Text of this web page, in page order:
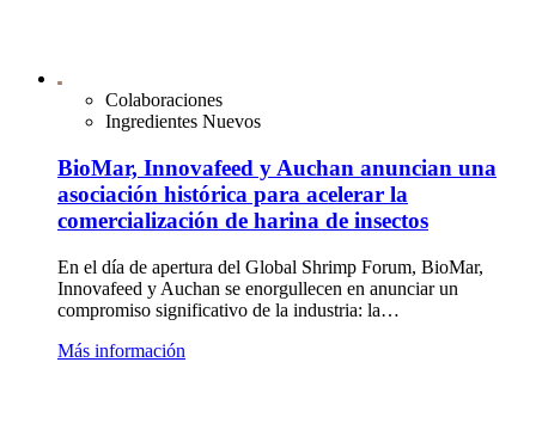
Colaboraciones
Ingredientes Nuevos
BioMar, Innovafeed y Auchan anuncian una
asociación histórica para acelerar la
comercialización de harina de insectos
En el día de apertura del Global Shrimp Forum, BioMar,
Innovafeed y Auchan se enorgullecen en anunciar un
compromiso significativo de la industria: la…
Más información